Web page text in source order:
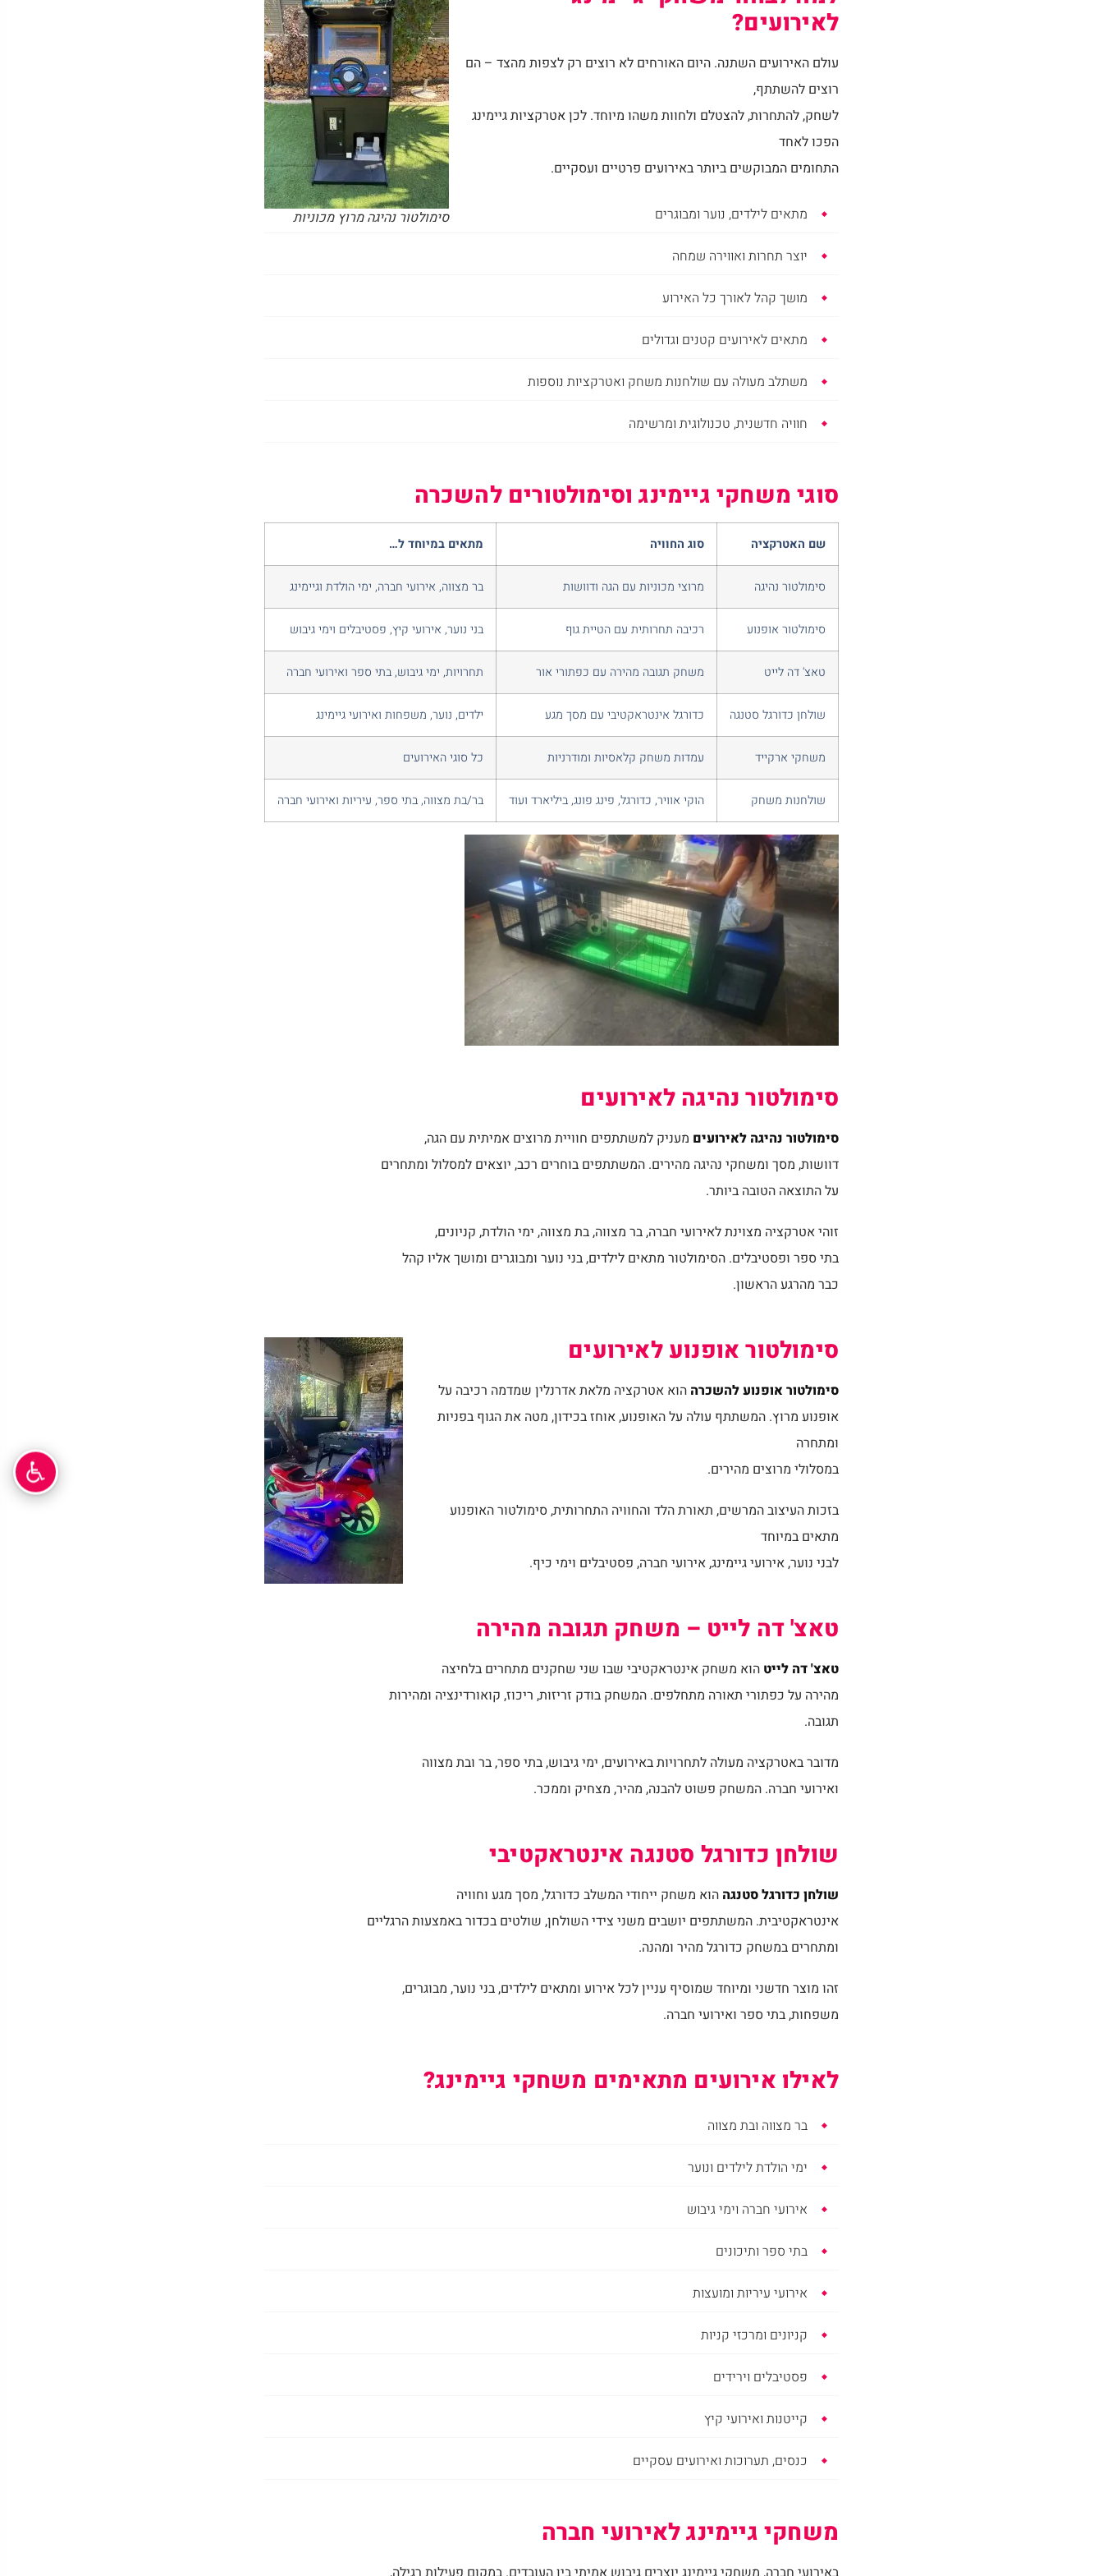
סימולטור נהיגה מרוץ מכוניות
לאירועים?
עולם האירועים השתנה. היום האורחים לא רוצים רק לצפות מהצד – הם
רוצים להשתתף,
לשחק, להתחרות, להצטלם ולחוות משהו מיוחד. לכן אטרקציות גיימינג
הפכו לאחד
התחומים המבוקשים ביותר באירועים פרטיים ועסקיים.
מתאים לילדים, נוער ומבוגרים
יוצר תחרות ואווירה שמחה
מושך קהל לאורך כל האירוע
מתאים לאירועים קטנים וגדולים
משתלב מעולה עם שולחנות משחק ואטרקציות נוספות
חוויה חדשנית, טכנולוגית ומרשימה
סוגי משחקי גיימינג וסימולטורים להשכרה
שם האטרקציה סוג החוויה מתאים במיוחד ל…
סימולטור נהיגה מרוצי מכוניות עם הגה ודוושות בר מצווה, אירועי חברה, ימי הולדת וגיימינג
סימולטור אופנוע רכיבה תחרותית עם הטיית גוף בני נוער, אירועי קיץ, פסטיבלים וימי גיבוש
טאצ' דה לייט משחק תגובה מהירה עם כפתורי אור תחרויות, ימי גיבוש, בתי ספר ואירועי חברה
שולחן כדורגל סטנגה כדורגל אינטראקטיבי עם מסך מגע ילדים, נוער, משפחות ואירועי גיימינג
משחקי ארקייד עמדות משחק קלאסיות ומודרניות כל סוגי האירועים
שולחנות משחק הוקי אוויר, כדורגל, פינג פונג, ביליארד ועוד בר/בת מצווה, בתי ספר, עיריות ואירועי חברה
סימולטור נהיגה לאירועים
סימולטור נהיגה לאירועים מעניק למשתתפים חוויית מרוצים אמיתית עם הגה,
דוושות, מסך ומשחקי נהיגה מהירים. המשתתפים בוחרים רכב, יוצאים למסלול ומתחרים
על התוצאה הטובה ביותר.
זוהי אטרקציה מצוינת לאירועי חברה, בר מצווה, בת מצווה, ימי הולדת, קניונים,
בתי ספר ופסטיבלים. הסימולטור מתאים לילדים, בני נוער ומבוגרים ומושך אליו קהל
כבר מהרגע הראשון.
סימולטור אופנוע לאירועים
סימולטור אופנוע להשכרה הוא אטרקציה מלאת אדרנלין שמדמה רכיבה על
אופנוע מרוץ. המשתתף עולה על האופנוע, אוחז בכידון, מטה את הגוף בפניות
ומתחרה
במסלולי מרוצים מהירים.
בזכות העיצוב המרשים, תאורת הלד והחוויה התחרותית, סימולטור האופנוע
מתאים במיוחד
לבני נוער, אירועי גיימינג, אירועי חברה, פסטיבלים וימי כיף.
טאצ' דה לייט – משחק תגובה מהירה
טאצ' דה לייט הוא משחק אינטראקטיבי שבו שני שחקנים מתחרים בלחיצה
מהירה על כפתורי תאורה מתחלפים. המשחק בודק זריזות, ריכוז, קואורדינציה ומהירות
תגובה.
מדובר באטרקציה מעולה לתחרויות באירועים, ימי גיבוש, בתי ספר, בר ובת מצווה
ואירועי חברה. המשחק פשוט להבנה, מהיר, מצחיק וממכר.
שולחן כדורגל סטנגה אינטראקטיבי
שולחן כדורגל סטנגה הוא משחק ייחודי המשלב כדורגל, מסך מגע וחוויה
אינטראקטיבית. המשתתפים יושבים משני צידי השולחן, שולטים בכדור באמצעות הרגליים
ומתחרים במשחק כדורגל מהיר ומהנה.
זהו מוצר חדשני ומיוחד שמוסיף עניין לכל אירוע ומתאים לילדים, בני נוער, מבוגרים,
משפחות, בתי ספר ואירועי חברה.
לאילו אירועים מתאימים משחקי גיימינג?
בר מצווה ובת מצווה
ימי הולדת לילדים ונוער
אירועי חברה וימי גיבוש
בתי ספר ותיכונים
אירועי עיריות ומועצות
קניונים ומרכזי קניות
פסטיבלים וירידים
קייטנות ואירועי קיץ
כנסים, תערוכות ואירועים עסקיים
משחקי גיימינג לאירועי חברה